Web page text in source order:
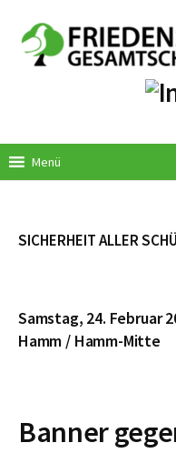
Inhalt
Menü
SICHERHEIT ALLER
Samstag, 24. Februar
Hamm / Hamm-Mitte
Banner